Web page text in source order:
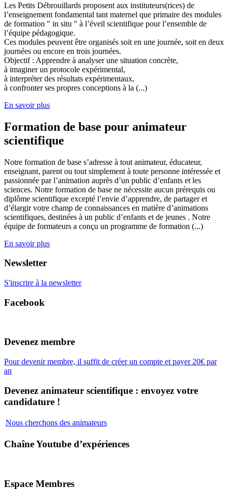
Les Petits Débrouillards proposent aux instituteurs(rices) de
l’enseignement fondamental tant maternel que primaire des modules
de formation " in situ " à l’éveil scientifique pour l’ensemble de
l’équipe pédagogique.
Ces modules peuvent être organisés soit en une journée, soit en deux
journées ou encore en trois journées.
Objectif : Apprendre à analyser une situation concrète,
à imaginer un protocole expérimental,
à interpréter des résultats expérimentaux,
à confronter ses propres conceptions à la (...)
En savoir plus
Formation de base pour animateur
scientifique
Notre formation de base s’adresse à tout animateur, éducateur,
enseignant, parent ou tout simplement à toute personne intéressée et
passionnée par l’animation auprès d’un public d’enfants et les
sciences. Notre formation de base ne nécessite aucun prérequis ou
diplôme scientifique excepté l’envie d’apprendre, de partager et
d’élargir votre champ de connaissances en matière d’animations
scientifiques, destinées à un public d’enfants et de jeunes . Notre
équipe de formateurs a conçu un programme de formation (...)
En savoir plus
Newsletter
S'inscrire à la newsletter
Facebook
Devenez membre
Pour devenir membre, il suffit de créer un compte et payer 20€ par
an
Devenez animateur scientifique : envoyez votre
candidature !
Nous cherchons des animateurs
Chaîne Youtube d’expériences
Espace Membres